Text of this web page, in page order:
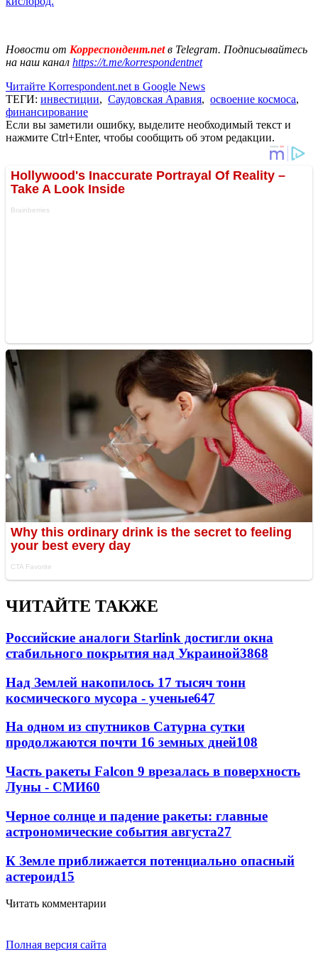
Новости от Корреспондент.netв Telegram. Подписывайтесь
на наш канал https://t.me/korrespondentnet
Читайте Korrespondent.net в Google News
ТЕГИ: инвестиции, Саудовская Аравия, освоение космоса,
финансирование
Если вы заметили ошибку, выделите необходимый текст и
нажмите Ctrl+Enter, чтобы сообщить об этом редакции.
ЧИТАЙТЕ ТАКЖЕ
Российские аналоги Starlink достигли окна
стабильного покрытия над Украиной3868
Над Землей накопилось 17 тысяч тонн
космического мусора - ученые647
На одном из спутников Сатурна сутки
продолжаются почти 16 земных дней108
Часть ракеты Falcon 9 врезалась в поверхность
Луны - СМИ60
Черное солнце и падение ракеты: главные
астрономические события августа27
К Земле приближается потенциально опасный
астероид15
Читать комментарии
Полная версия сайта